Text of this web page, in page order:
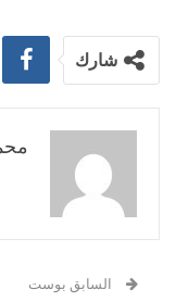
شارك
السابق بوست